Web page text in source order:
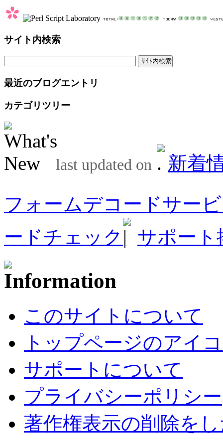
サイト内検索
最近のブログエントリ
カテゴリツリー
last updated on
新着
フォームデコードサー
ードチェック
サポート
このサイトについて
トップページのアイ
サポートについて
プライバシーポリシー
著作権表示の削除を